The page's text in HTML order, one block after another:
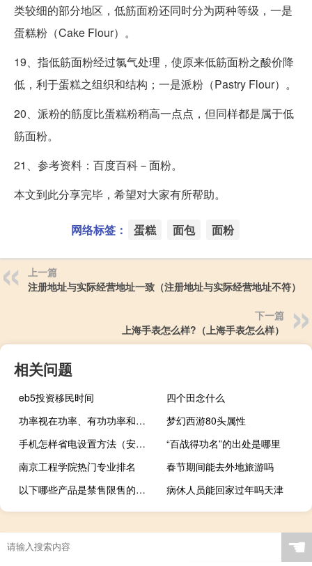
类较细的部分地区，低筋面粉还同时分为两种等级，一是
蛋糕粉（Cake Flour）。
19、指低筋面粉经过氯气处理，使原来低筋面粉之酸价降
低，利于蛋糕之组织和结构；一是派粉（Pastry Flour）。
20、派粉的筋度比蛋糕粉稍高一点点，但同样都是属于低
筋面粉。
21、参考资料：百度百科－面粉。
本文到此分享完毕，希望对大家有所帮助。
网络标签： 蛋糕 面包 面粉
上一篇
注册地址与实际经营地址一致（注册地址与实际经营地址不符）
下一篇
上海手表怎么样?（上海手表怎么样）
相关问题
eb5投资移民时间
四个田念什么
功率视在功率、有功功率和无功功率有何区别与联系?
梦幻西游80头属性
手机怎样省电设置方法（安卓手机省电方法）
“百战得功名”的出处是哪里
南京工程学院热门专业排名
春节期间能去外地旅游吗
以下哪些产品是禁售限售的（以下不属于禁售品的是）
病休人员能回家过年吗天津
☚